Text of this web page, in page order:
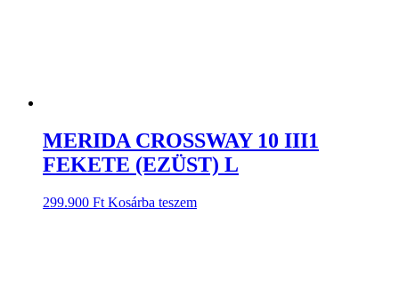
MERIDA CROSSWAY 10 III1
FEKETE (EZÜST) L
299.900 Ft Kosárba teszem